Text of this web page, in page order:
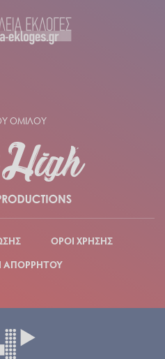
ΟΜΙΛΟΥ
ΟΡΟΙ ΧΡΗΣΗΣ
ΑΠΟΡΡΗΤΟΥ